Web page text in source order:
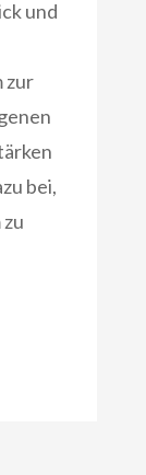
und
zur
bei,